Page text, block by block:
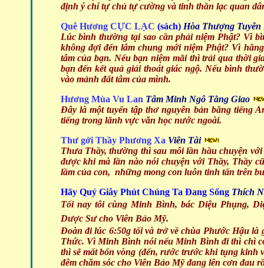
định ý chí tự chủ tự cường và tinh thần lạc quan
Quê Hương CỰC LẠC (sách) Hòa Thượng
Lúc bình thường tại sao cần phải niệm Phật? Vì
không đợi đến lâm chung mới niệm Phật? Vì
tâm của bạn. Nếu bạn niệm mãi thì trải qua thời
bạn đến kết quả giải thoát giác ngộ. Nếu bình
vào mảnh đất tâm của mình.
Hương Mùa Vu Lan Tâm Minh Ngô Tằng Giao
Đây là một tuyển tập thơ nguyên bản bằng tiếng
tiếng trong lãnh vực văn học nước ngoài.
Thư gởi Thầy Phương Xa Viên Tài
Thưa Thầy, thường thì sau mỗi lần hầu chuyện
được khi mà lần nào nói chuyện với Thầy, Thầy
lầm của con, những mong con luôn tinh tấn trên
Hãy Quý Giây Phút Chúng Ta Đang Sống Thích
Tối nay tôi cùng Minh Bình, bác Diệu Phụng,
Dược Sư cho Viên Bảo Mỹ.
Đoàn đi lúc 6:50g tối và trở về chùa Phước Hậu
Thức. Vì Minh Bình nói nếu Minh Bình đi thì chì
thì sẽ mất bốn vòng (đến, rước trước khi tụng kinh
đêm chăm sóc cho Viên Bảo Mỹ đang lên cơn đau